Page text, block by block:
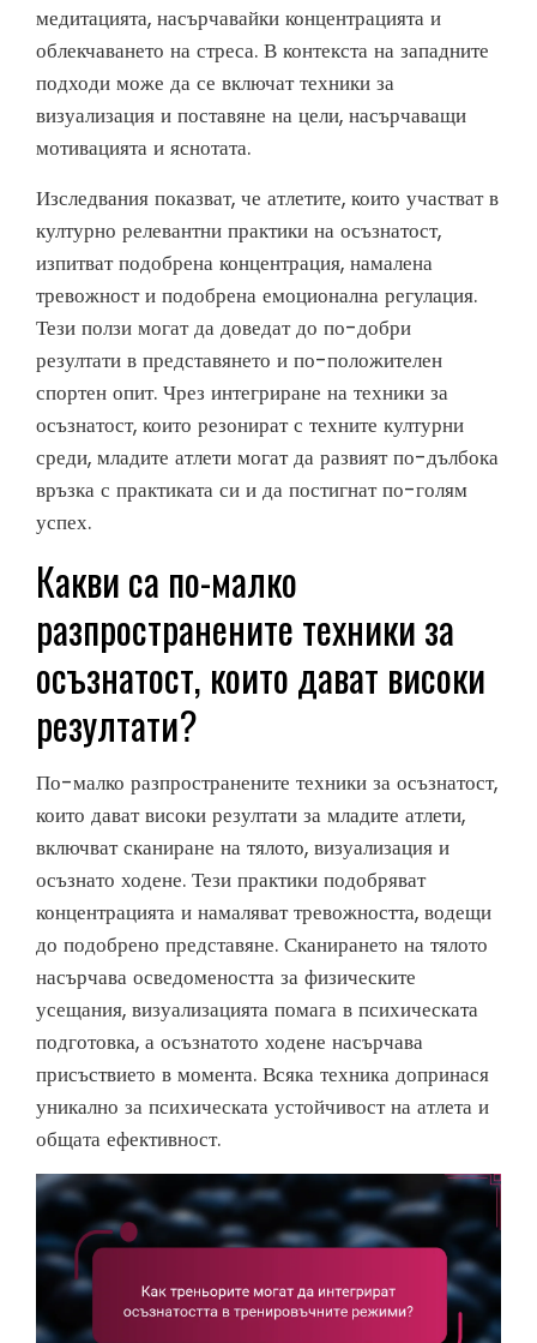
медитацията, насърчавайки концентрацията и
облекчаването на стреса. В контекста на западните
подходи може да се включат техники за
визуализация и поставяне на цели, насърчаващи
мотивацията и яснотата.
Изследвания показват, че атлетите, които участват в
културно релевантни практики на осъзнатост,
изпитват подобрена концентрация, намалена
тревожност и подобрена емоционална регулация.
Тези ползи могат да доведат до по-добри
резултати в представянето и по-положителен
спортен опит. Чрез интегриране на техники за
осъзнатост, които резонират с техните културни
среди, младите атлети могат да развият по-дълбока
връзка с практиката си и да постигнат по-голям
успех.
Какви са по-малко
разпространените техники за
осъзнатост, които дават високи
резултати?
По-малко разпространените техники за осъзнатост,
които дават високи резултати за младите атлети,
включват сканиране на тялото, визуализация и
осъзнато ходене. Тези практики подобряват
концентрацията и намаляват тревожността, водещи
до подобрено представяне. Сканирането на тялото
насърчава осведомеността за физическите
усещания, визуализацията помага в психическата
подготовка, а осъзнатото ходене насърчава
присъствието в момента. Всяка техника допринася
уникално за психическата устойчивост на атлета и
общата ефективност.